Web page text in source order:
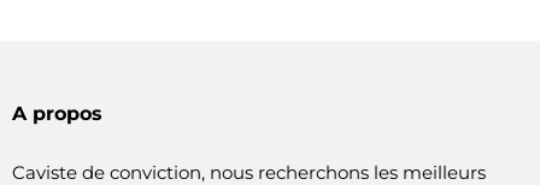
A propos
Caviste de conviction, nous recherchons les meilleurs